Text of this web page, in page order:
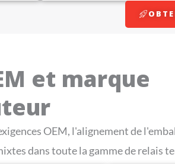
et marque
OEM, l'alignement de
dans toute la gamme de relais